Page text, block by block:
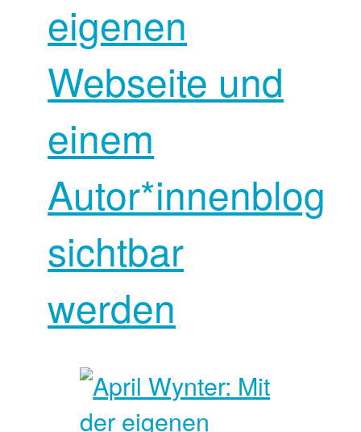
eigenen
Webseite und
einem
Autor*innenblog
sichtbar
werden